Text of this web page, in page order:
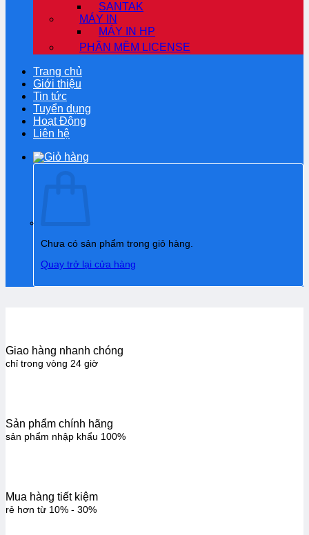
SANTAK
MÁY IN
MÁY IN HP
PHẦN MỀM LICENSE
Trang chủ
Giới thiệu
Tin tức
Tuyển dụng
Hoạt Động
Liên hệ
Chưa có sản phẩm trong giỏ hàng.
Quay trở lại cửa hàng
Giao hàng nhanh chóng
chỉ trong vòng 24 giờ
Sản phẩm chính hãng
sản phẩm nhập khẩu 100%
Mua hàng tiết kiệm
rẻ hơn từ 10% - 30%